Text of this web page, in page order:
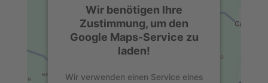
Wir benötigen Ihre
Zustimmung, um den
Google Maps-Service zu
laden!
Wir verwenden einen Service eines